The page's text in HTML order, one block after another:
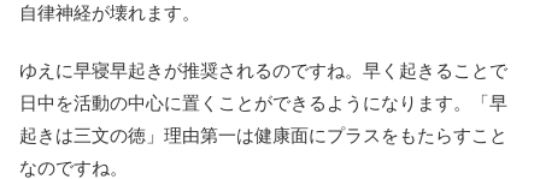
自律神経が壊れます。
ゆえに早寝早起きが推奨されるのですね。早く起きることで
日中を活動の中心に置くことができるようになります。「早
起きは三文の徳」理由第一は健康面にプラスをもたらすこと
なのですね。